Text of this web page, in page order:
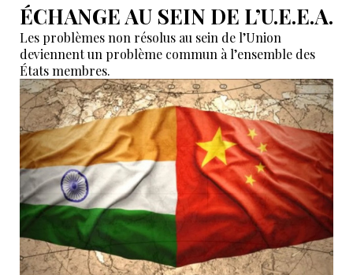
ÉCHANGE AU SEIN DE L’U.E.E.A.
Les problèmes non résolus au sein de l’Union
deviennent un problème commun à l’ensemble des
États membres.